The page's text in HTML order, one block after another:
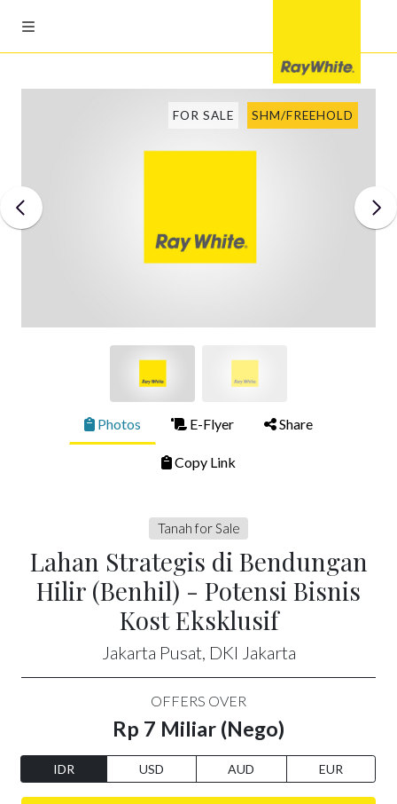
FOR SALE SHM/FREEHOLD
Photos E-Flyer Share
Copy Link
Tanah for Sale
Lahan Strategis di Bendungan
Hilir (Benhil) - Potensi Bisnis
Kost Eksklusif
Jakarta Pusat, DKI Jakarta
OFFERS OVER
Rp 7 Miliar (Nego)
IDR USD AUD EUR